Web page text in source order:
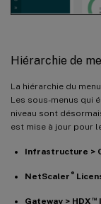
Hiérarchie de
La hiérarchie du
Les sous-menus qui
niveau sont
est mise à jour pour
Infrastructure >
NetScaler ®
Gateway > HDX ™